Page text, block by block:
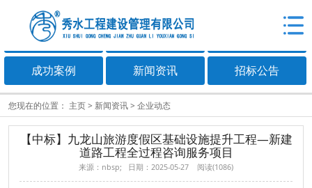
关于秀水 服务范围
成功案例 新闻资讯 招标公告
您现在的位置： 主页> 新闻资讯> 企业动态
【中标】九龙山旅游度假区基础设施提升工程—新建
道路工程全过程咨询服务项目
来源：nbsp; 日期：2025-05-27 阅读(1086)